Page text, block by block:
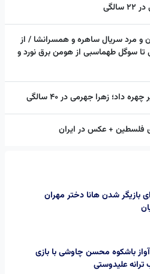
و مرد سریال ساهره و همسرانشا / از
تا سوگل طهماسبی از هومن برق نورد و
داد؛ زهرا جهرمی در ۴۰ سالگی
فلسطین + عکس در ایران
بازیگر شدن هانا دختر مهران
باشکوه محسن چاوشی با بازی
علیدوستی